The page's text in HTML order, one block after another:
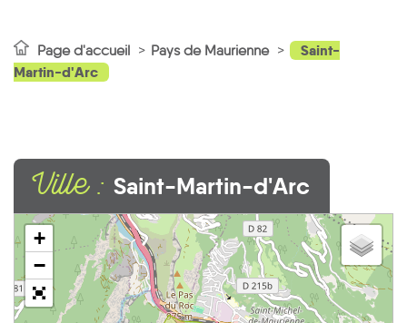
Page d'accueil Pays de Maurienne
Saint-
Martin-d'Arc
Ville : Saint-Martin-d'Arc
+
−